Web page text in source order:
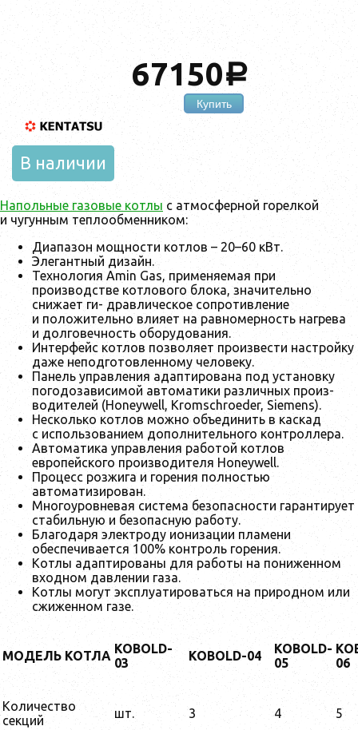
67150a
Купить
В наличии
Напольные газовые котлы с атмосферной горелкой
и чугунным теплообменником:
Диапазон мощности котлов – 20–60 кВт.
Элегантный дизайн.
Технология Amin Gas, применяемая при
производстве котлового блока, значительно
снижает ги- дравлическое сопротивление
и положительно влияет на равномерность нагрева
и долговечность оборудования.
Интерфейс котлов позволяет произвести настройку
даже неподготовленному человеку.
Панель управления адаптирована под установку
погодозависимой автоматики различных произ-
водителей (Honeywell, Kromschroeder, Siemens).
Несколько котлов можно объединить в каскад
с использованием дополнительного контроллера.
Автоматика управления работой котлов
европейского производителя Honeywell.
Процесс розжига и горения полностью
автоматизирован.
Многоуровневая система безопасности гарантирует
стабильную и безопасную работу.
Благодаря электроду ионизации пламени
обеспечивается 100% контроль горения.
Котлы адаптированы для работы на пониженном
входном давлении газа.
Котлы могут эксплуатироваться на природном или
сжиженном газе.
МОДЕЛЬ КОТЛА KOBOLD-
03
KOBOLD-04 KOBOLD-
05
K
06
Количество
секций
шт. 3 4 5